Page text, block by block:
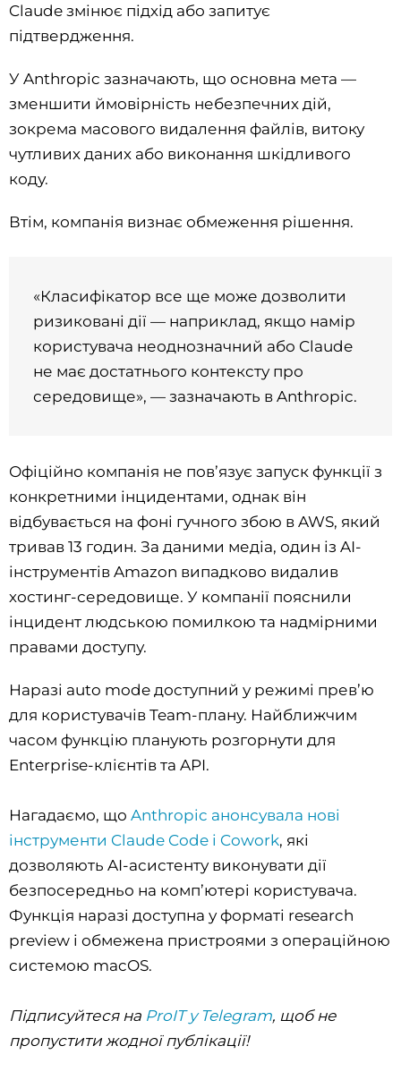
Claude змінює підхід або запитує
підтвердження.
У Anthropic зазначають, що основна мета —
зменшити ймовірність небезпечних дій,
зокрема масового видалення файлів, витоку
чутливих даних або виконання шкідливого
коду.
Втім, компанія визнає обмеження рішення.
«Класифікатор все ще може дозволити
ризиковані дії — наприклад, якщо намір
користувача неоднозначний або Claude
не має достатнього контексту про
середовище», — зазначають в Anthropic.
Офіційно компанія не пов’язує запуск функції з
конкретними інцидентами, однак він
відбувається на фоні гучного збою в AWS, який
тривав 13 годин. За даними медіа, один із AI-
інструментів Amazon випадково видалив
хостинг-середовище. У компанії пояснили
інцидент людською помилкою та надмірними
правами доступу.
Наразі auto mode доступний у режимі прев’ю
для користувачів Team-плану. Найближчим
часом функцію планують розгорнути для
Enterprise-клієнтів та API.
Нагадаємо, що Anthropic анонсувала нові
інструменти Claude Code і Cowork, які
дозволяють AI-асистенту виконувати дії
безпосередньо на комп’ютері користувача.
Функція наразі доступна у форматі research
preview і обмежена пристроями з операційною
системою macOS.
Підписуйтеся на ProIT у Telegram, щоб не
пропустити жодної публікації!